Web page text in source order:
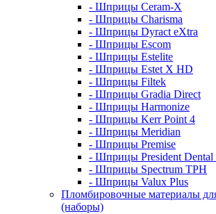
- Шприцы Ceram-X
- Шприцы Charisma
- Шприцы Dyract eXtra
- Шприцы Escom
- Шприцы Estelite
- Шприцы Estet X HD
- Шприцы Filtek
- Шприцы Gradia Direct
- Шприцы Harmonize
- Шприцы Kerr Point 4
- Шприцы Meridian
- Шприцы Premise
- Шприцы President Dental
- Шприцы Spectrum TPH
- Шприцы Valux Plus
Пломбировочные материалы
(наборы)